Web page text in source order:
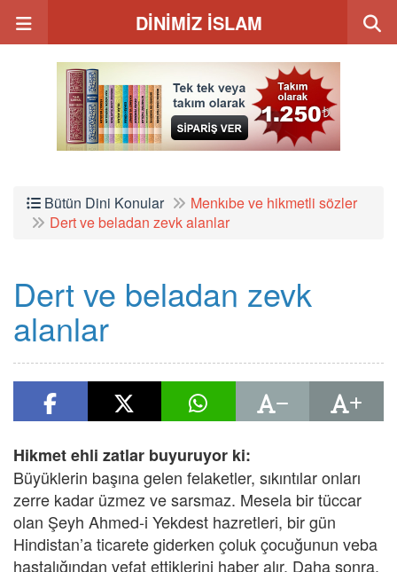
DİNİMİZ İSLAM
Bütün Dini Konular
Menkıbe ve hikmetli sözler
Dert ve beladan zevk alanlar
Dert ve beladan zevk
alanlar
Hikmet ehli zatlar buyuruyor ki:
Büyüklerin başına gelen felaketler, sıkıntılar onları
zerre kadar üzmez ve sarsmaz. Mesela bir tüccar
olan Şeyh Ahmed-i Yekdest hazretleri, bir gün
Hindistan’a ticarete giderken çoluk çocuğunun veba
hastalığından vefat ettiklerini haber alır. Daha sonra,